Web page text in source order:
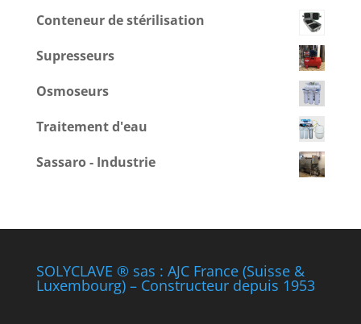
Conteneur de stérilisation
Supresseurs
Osmoseurs
Traitement d'eau
Sassaro - Industrie
SOLYCLAVE ® sas : AJC France (Suisse &
Luxembourg) – Constructeur depuis 1953